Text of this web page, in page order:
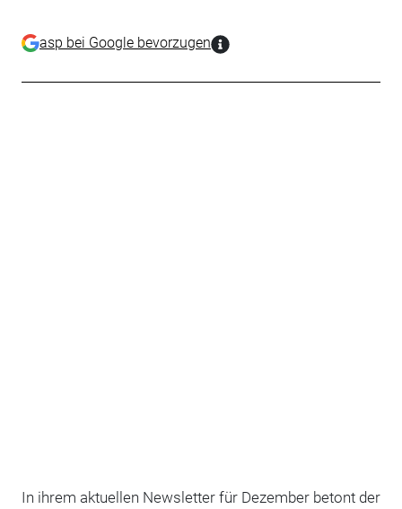
asp bei Google bevorzugen
In ihrem aktuellen Newsletter für Dezember betont der